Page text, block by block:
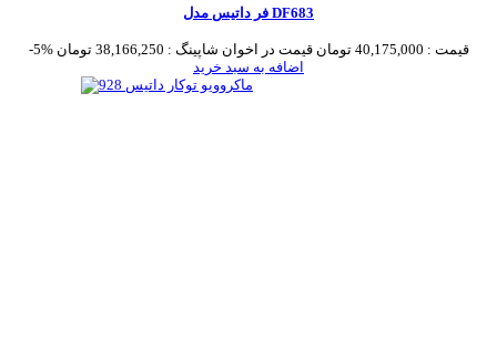
فر داتیس مدل DF683
-5% قیمت : 40,175,000 تومان قیمت در اخوان شاپینگ : 38,166,250 تومان
اضافه به سبد خرید